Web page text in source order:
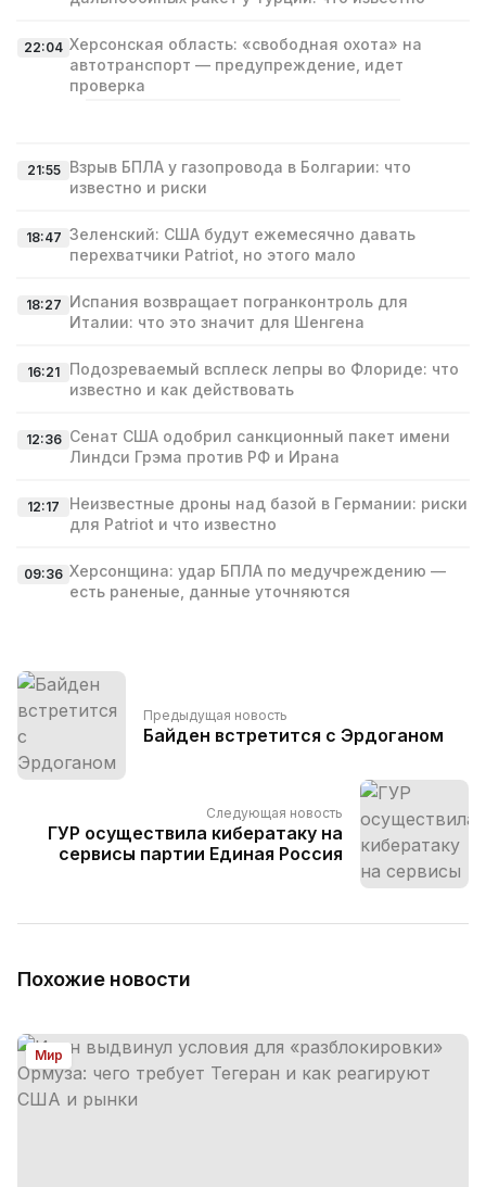
22:04 Херсонская область: «свободная охота» на
автотранспорт — предупреждение, идет
проверка
21:55
Взрыв БПЛА у газопровода в Болгарии: что
известно и риски
18:47 Зеленский: США будут ежемесячно давать
перехватчики Patriot, но этого мало
18:27 Испания возвращает погранконтроль для
Италии: что это значит для Шенгена
16:21
Подозреваемый всплеск лепры во Флориде: что
известно и как действовать
12:36 Сенат США одобрил санкционный пакет имени
Линдси Грэма против РФ и Ирана
12:17
Неизвестные дроны над базой в Германии: риски
для Patriot и что известно
09:36 Херсонщина: удар БПЛА по медучреждению —
есть раненые, данные уточняются
Предыдущая новость
Байден встретится с Эрдоганом
Следующая новость
ГУР осуществила кибератаку на
сервисы партии Единая Россия
Похожие новости
Мир